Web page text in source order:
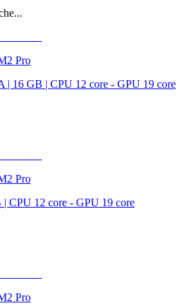
Pro
| 16 GB | CPU 12 core - GPU 19 core
Pro
CPU 12 core - GPU 19 core
Pro